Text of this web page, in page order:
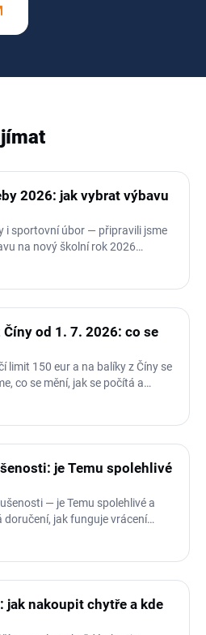
2026: jak vybrat výbavu
i sportovní úbor — připravili jsme
na nový školní rok 2026…
od 1. 7. 2026: co se
limit 150 eur a na balíky z Číny se
co se mění, jak se počítá a…
je Temu spolehlivé
— je Temu spolehlivé a
doručení, jak funguje vrácení
jak nakoupit chytře a kde